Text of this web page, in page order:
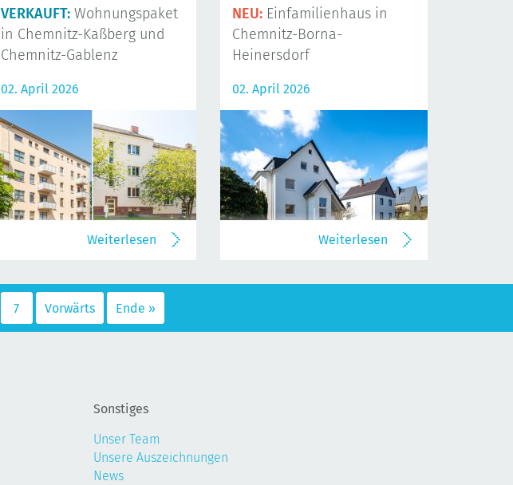
VERKAUFT: Wohnungspaket
in Chemnitz-Kaßberg und
Chemnitz-Gablenz
02. April 2026
Weiterlesen
NEU: Einfamilienhaus in
Chemnitz-Borna-
Heinersdorf
02. April 2026
Weiterlesen
7 Vorwärts Ende »
Sonstiges
Unser Team
Unsere Auszeichnungen
News